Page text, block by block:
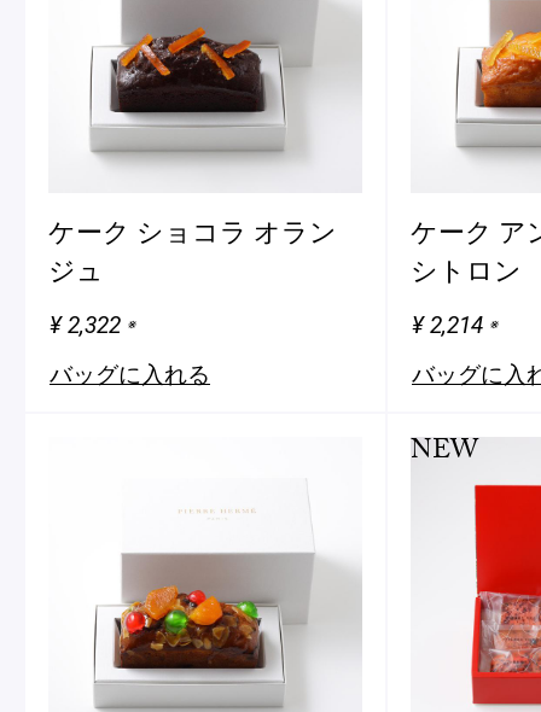
「ヴルーテ」販売のお知らせ
ピエール・エルメ・パリ
ピエール・エルメについて ブラン
店舗一覧
国内ブティック一覧 海外ブ
ケーク ショコラ オラン
ジュ
¥ 2,322 ※
バッグに入れる
ケーク ア
シトロン
¥ 2,214 ※
バッグに入
NEW